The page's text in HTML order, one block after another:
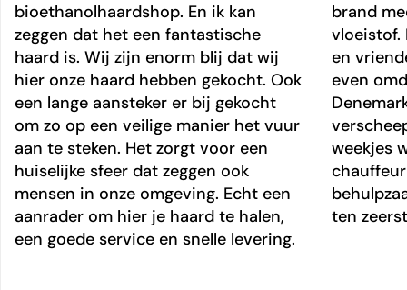
bioethanolhaardshop. En ik kan
zeggen dat het een fantastische
haard is. Wij zijn enorm blij dat wij
hier onze haard hebben gekocht. Ook
een lange aansteker er bij gekocht
om zo op een veilige manier het vuur
aan te steken. Het zorgt voor een
huiselijke sfeer dat zeggen ook
mensen in onze omgeving. Echt een
aanrader om hier je haard te halen,
een goede service en snelle levering.
brand
vloeistof.
en
even
weekjes
ten